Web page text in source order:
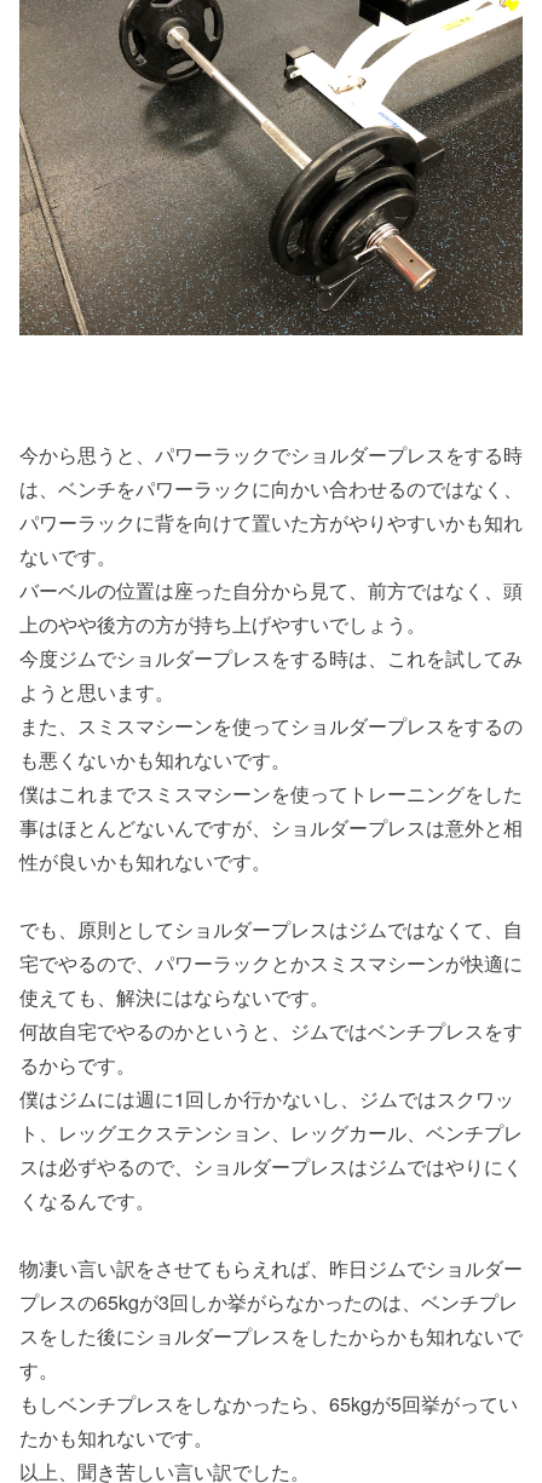
今から思うと、パワーラックでショルダープレスをする時
は、ベンチをパワーラックに向かい合わせるのではなく、
パワーラックに背を向けて置いた方がやりやすいかも知れ
ないです。
バーベルの位置は座った自分から見て、前方ではなく、頭
上のやや後方の方が持ち上げやすいでしょう。
今度ジムでショルダープレスをする時は、これを試してみ
ようと思います。
また、スミスマシーンを使ってショルダープレスをするの
も悪くないかも知れないです。
僕はこれまでスミスマシーンを使ってトレーニングをした
事はほとんどないんですが、ショルダープレスは意外と相
性が良いかも知れないです。
でも、原則としてショルダープレスはジムではなくて、自
宅でやるので、パワーラックとかスミスマシーンが快適に
使えても、解決にはならないです。
何故自宅でやるのかというと、ジムではベンチプレスをす
るからです。
僕はジムには週に1回しか行かないし、ジムではスクワッ
ト、レッグエクステンション、レッグカール、ベンチプレ
スは必ずやるので、ショルダープレスはジムではやりにく
くなるんです。
物凄い言い訳をさせてもらえれば、昨日ジムでショルダー
プレスの65kgが3回しか挙がらなかったのは、ベンチプレ
スをした後にショルダープレスをしたからかも知れないで
す。
もしベンチプレスをしなかったら、65kgが5回挙がってい
たかも知れないです。
以上、聞き苦しい言い訳でした。